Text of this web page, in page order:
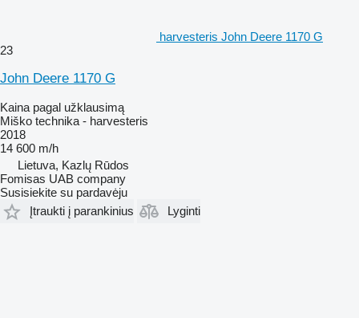
harvesteris John Deere 1170 G
23
John Deere 1170 G
Kaina pagal užklausimą
Miško technika - harvesteris
2018
14 600 m/h
Lietuva, Kazlų Rūdos
Fomisas UAB company
Susisiekite su pardavėju
Įtraukti į parankinius
Lyginti